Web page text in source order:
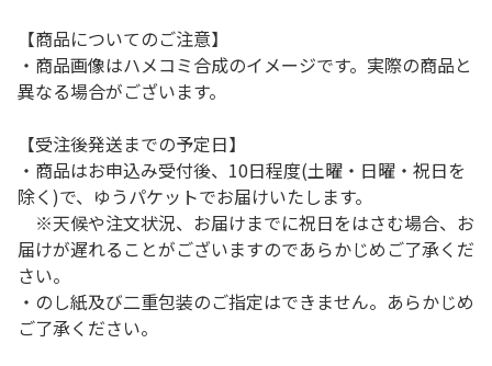
【商品についてのご注意】
・商品画像はハメコミ合成のイメージです。実際の商品と
異なる場合がございます。
【受注後発送までの予定日】
・商品はお申込み受付後、10日程度(土曜・日曜・祝日を
除く)で、ゆうパケットでお届けいたします。
※天候や注文状況、お届けまでに祝日をはさむ場合、お
届けが遅れることがございますのであらかじめご了承くだ
さい。
・のし紙及び二重包装のご指定はできません。あらかじめ
ご了承ください。